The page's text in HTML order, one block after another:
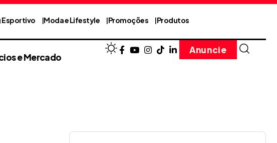
Esportivo Moda e Lifestyle Promoções Produtos
e Mercado
Anuncie